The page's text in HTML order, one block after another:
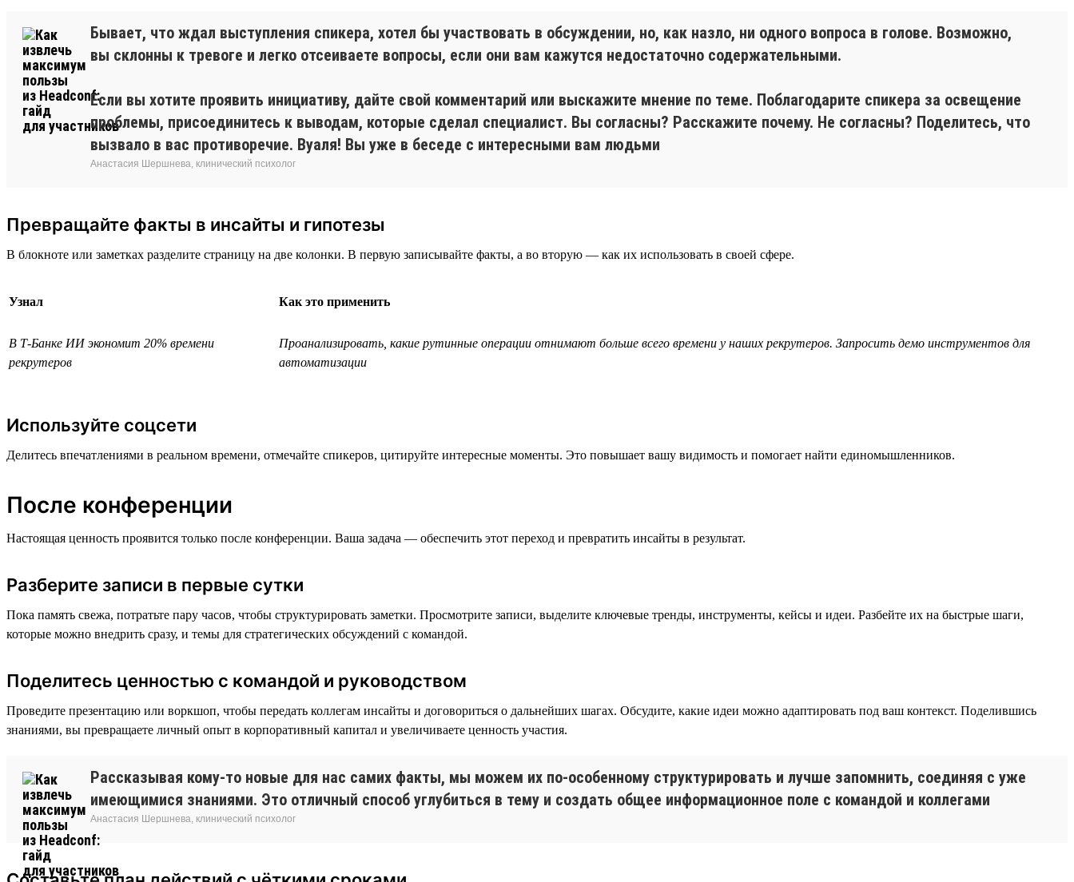
Бывает, что ждал выступления спикера, хотел бы участвовать в обсуждении, но, как назло, ни одного вопроса в голове. Возможно,
вы склонны к тревоге и легко отсеиваете вопросы, если они вам кажутся недостаточно содержательными.
Если вы хотите проявить инициативу, дайте свой комментарий или выскажите мнение по теме. Поблагодарите спикера за освещение
проблемы, присоединитесь к выводам, которые сделал специалист. Вы согласны? Расскажите почему. Не согласны? Поделитесь, что
вызвало в вас противоречие. Вуаля! Вы уже в беседе с интересными вам людьми
Анастасия Шершнева, клинический психолог
Превращайте факты в инсайты и гипотезы
В блокноте или заметках разделите страницу на две колонки. В первую записывайте факты, а во вторую — как их использовать в своей сфере.
Узнал Как это применить
В Т-Банке ИИ экономит 20% времени
рекрутеров
Проанализировать, какие рутинные операции отнимают больше всего времени у наших рекрутеров. Запросить демо инструментов для
автоматизации
Используйте соцсети
Делитесь впечатлениями в реальном времени, отмечайте спикеров, цитируйте интересные моменты. Это повышает вашу видимость и помогает найти единомышленников.
После конференции
Настоящая ценность проявится только после конференции. Ваша задача — обеспечить этот переход и превратить инсайты в результат.
Разберите записи в первые сутки
Пока память свежа, потратьте пару часов, чтобы структурировать заметки. Просмотрите записи, выделите ключевые тренды, инструменты, кейсы и идеи. Разбейте их на быстрые шаги,
которые можно внедрить сразу, и темы для стратегических обсуждений с командой.
Поделитесь ценностью с командой и руководством
Проведите презентацию или воркшоп, чтобы передать коллегам инсайты и договориться о дальнейших шагах. Обсудите, какие идеи можно адаптировать под ваш контекст. Поделившись
знаниями, вы превращаете личный опыт в корпоративный капитал и увеличиваете ценность участия.
Рассказывая кому-то новые для нас самих факты, мы можем их по-особенному структурировать и лучше запомнить, соединяя с уже
имеющимися знаниями. Это отличный способ углубиться в тему и создать общее информационное поле с командой и коллегами
Анастасия Шершнева, клинический психолог